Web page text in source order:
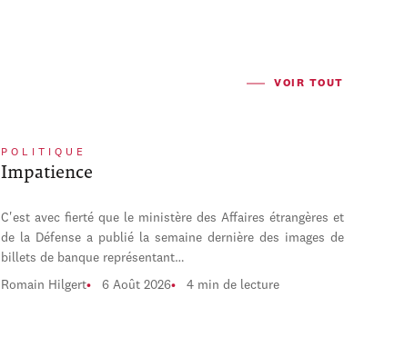
VOIR TOUT
POLITIQUE
Impatience
C'est avec fierté que le ministère des Affaires étrangères et
de la Défense a publié la semaine dernière des images de
billets de banque représentant…
Romain Hilgert 6 Août 2026 4 min de lecture